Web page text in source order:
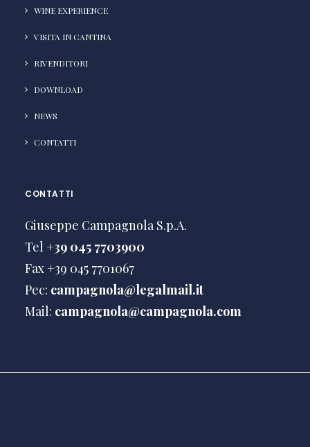
WINE EXPERIENCE
VISITA IN CANTINA
RIVENDITORI
DOWNLOAD
NEWS
CONTATTI
CONTATTI
Giuseppe Campagnola S.p.A.
Tel +39 045 7703900
Fax +39 045 7701067
Pec: campagnola@legalmail.it
Mail: campagnola@campagnola.com